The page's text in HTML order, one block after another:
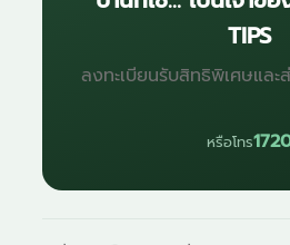
TIPS
ลงทะเบียนรับสิทธิพิเศษแล
หรือโทร